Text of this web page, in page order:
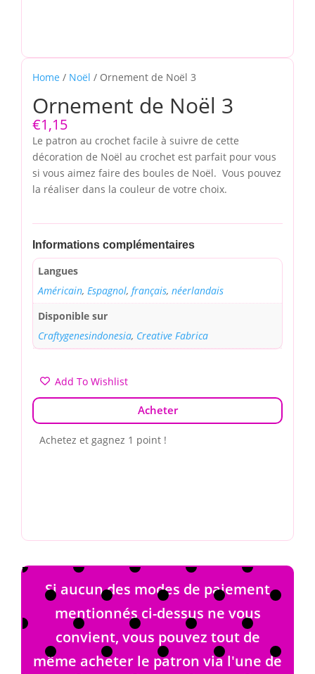
Home / Noël / Ornement de Noël 3
Ornement de Noël 3
€1,15
Le patron au crochet facile à suivre de cette
décoration de Noël au crochet est parfait pour vous
si vous aimez faire des boules de Noël. Vous pouvez
la réaliser dans la couleur de votre choix.
Informations complémentaires
Langues
Américain, Espagnol, français, néerlandais
Disponible sur
Craftygenesindonesia, Creative Fabrica
Add To Wishlist
Acheter
Achetez et gagnez 1 point !
Si aucun des modes de paiement
mentionnés ci-dessus ne vous
convient, vous pouvez tout de
même acheter le patron via l'une de